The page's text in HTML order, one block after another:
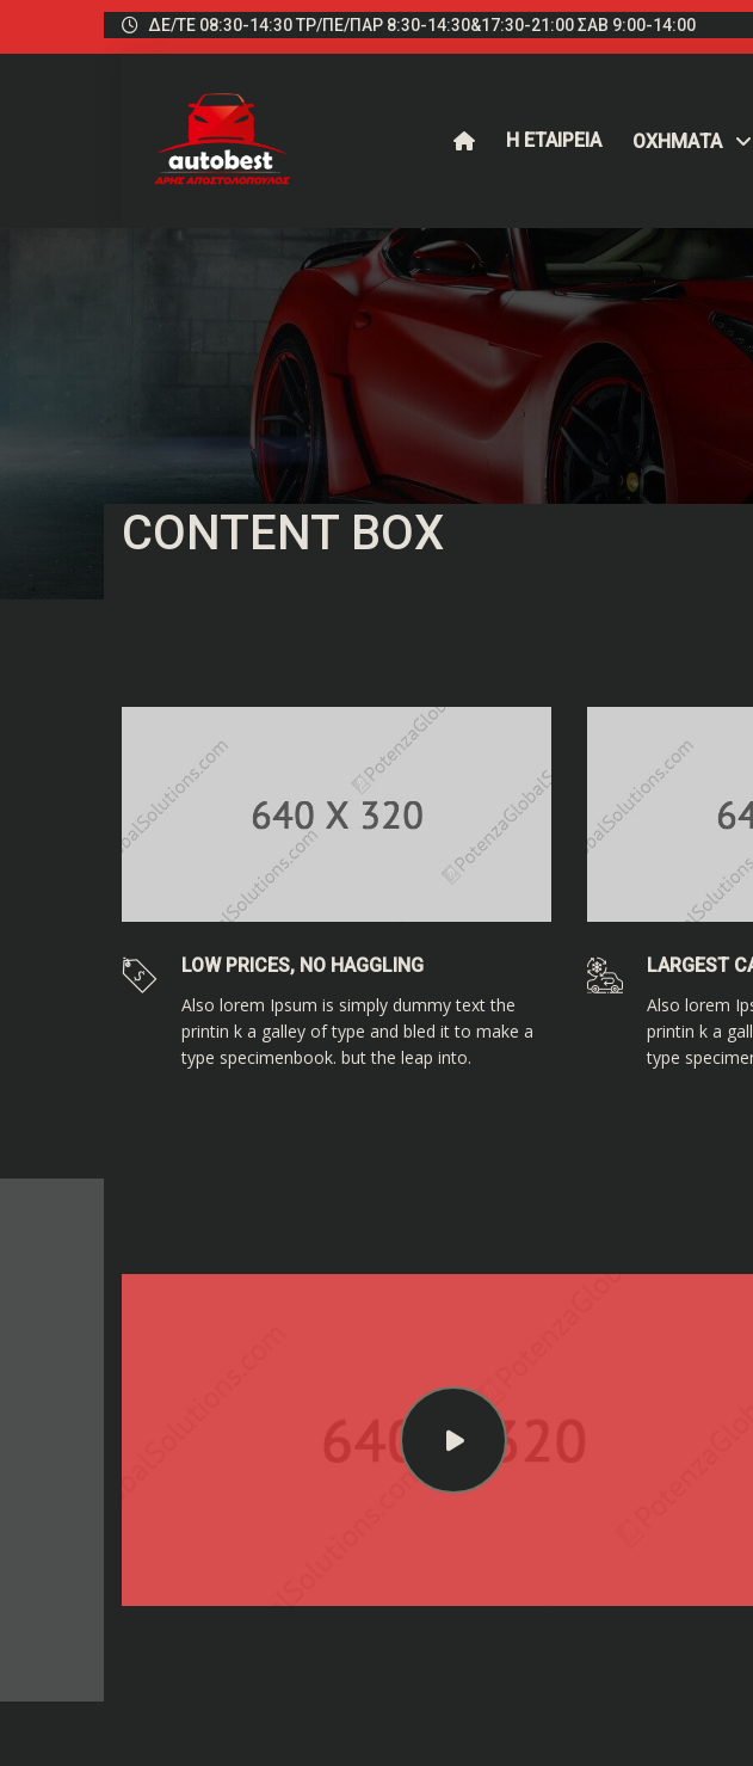
ΔΕ/ΤΕ 08:30-14:30 ΤΡ/ΠΕ/ΠΑΡ 8:30-14:30&17:30-21:00 ΣΑΒ 9:00-14:00
Η ΕΤΑΙΡΕΙΑ ΟΧΉΜΑΤΑ
CONTENT BOX
LOW PRICES, NO HAGGLING
Also lorem Ipsum is simply dummy text the
printin k a galley of type and bled it to make a
type specimenbook. but the leap into.
LARGEST
Also lorem
printin k a
type